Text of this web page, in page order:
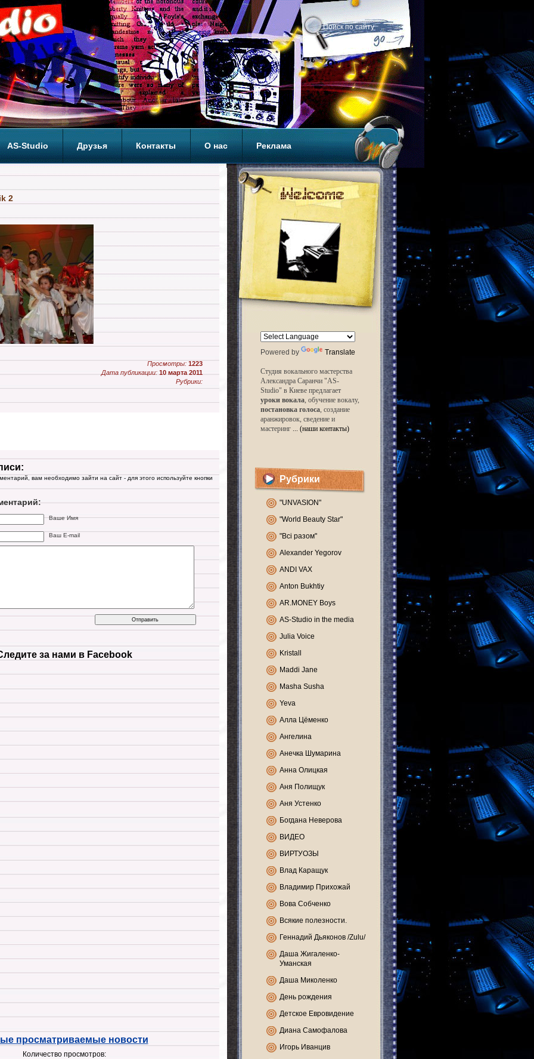
AS-Studio Друзья Контакты О нас Реклама
2
Просмотры: 1223
Дата публикации: 10 марта 2011
Рубрики:
вам необходимо зайти на сайт - для этого используйте кнопки
Ваше Имя
Ваш E-mail
за нами в Facebook
просматриваемые новости
Количество просмотров:
Powered by Translate
Студия вокального мастерства
Александра Саранчи "AS-
Studio" в Киеве предлагает
уроки вокала, обучение вокалу,
постановка голоса, создание
аранжировок, сведение и
мастеринг ... (наши контакты)
Рубрики
"UNVASION"
"World Beauty Star"
"Всі разом"
Alexander Yegorov
ANDI VAX
Anton Bukhtiy
AR.MONEY Boys
AS-Studio in the media
Julia Voice
Kristall
Maddi Jane
Masha Susha
Yeva
Алла Цёменко
Ангелина
Анечка Шумарина
Анна Олицкая
Аня Полищук
Аня Устенко
Богдана Неверова
ВИДЕО
ВИРТУОЗЫ
Влад Каращук
Владимир Прихожай
Вова Собченко
Всякие полезности.
Геннадий Дьяконов /Zulu/
Даша Жигаленко-
Уманская
Даша Миколенко
День рождения
Детское Евровидение
Диана Самофалова
Игорь Иванцив